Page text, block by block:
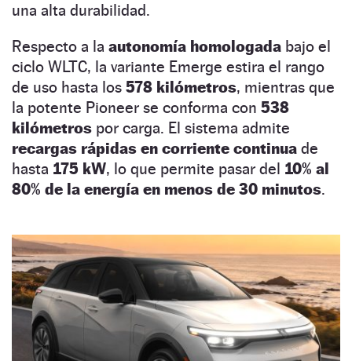
una alta durabilidad.
Respecto a la autonomía homologada bajo el
ciclo WLTC, la variante Emerge estira el rango
de uso hasta los 578 kilómetros, mientras que
la potente Pioneer se conforma con 538
kilómetros por carga. El sistema admite
recargas rápidas en corriente continua de
hasta 175 kW, lo que permite pasar del 10% al
80% de la energía en menos de 30 minutos.